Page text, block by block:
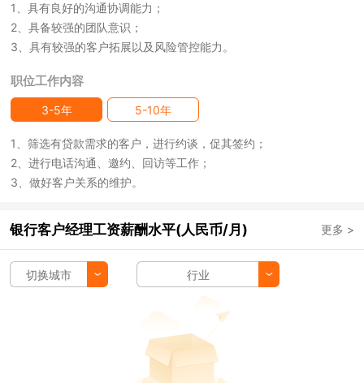
1、具有良好的沟通协调能力；
2、具备较强的团队意识；
3、具有较强的客户拓展以及风险管控能力。
职位工作内容
3-5年 5-10年
1、筛选有贷款需求的客户，进行约谈，促其签约；
2、进行电话沟通、邀约、回访等工作；
3、做好客户关系的维护。
银行客户经理工资薪酬水平(人民币/月) 更多 >
切换城市 行业